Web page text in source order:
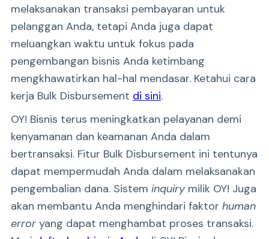
melaksanakan transaksi pembayaran untuk
pelanggan Anda, tetapi Anda juga dapat
meluangkan waktu untuk fokus pada
pengembangan bisnis Anda ketimbang
mengkhawatirkan hal-hal mendasar. Ketahui cara
kerja Bulk Disbursement di sini.
OY! Bisnis terus meningkatkan pelayanan demi
kenyamanan dan keamanan Anda dalam
bertransaksi. Fitur Bulk Disbursement ini tentunya
dapat mempermudah Anda dalam melaksanakan
pengembalian dana. Sistem inquirymilik OY! Juga
akan membantu Anda menghindari faktor human
error yang dapat menghambat proses transaksi.